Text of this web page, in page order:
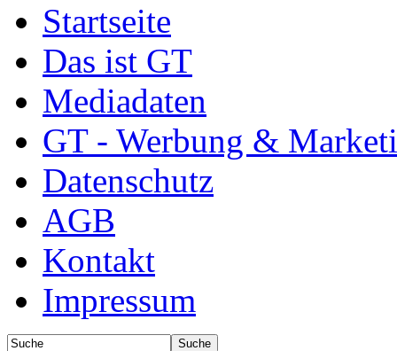
Startseite
Das ist GT
Mediadaten
GT - Werbung &
Datenschutz
AGB
Kontakt
Impressum